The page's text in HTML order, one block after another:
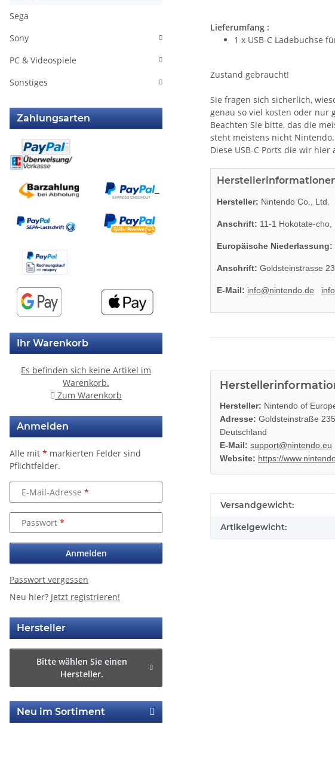
Lieferumfang :
1 x USB-C Ladebuchse
Zustand gebraucht!
Sie fragen sich sicherlich,
genau so viel kosten oder nur
Beachten Sie bitte, das die
steht meistens nicht Nintendo.
Diese USB-C Ports die wir
Hersteller: Nintendo Co., Ltd.
Anschrift: 11-1 Hokotate-
Europäische Niederlassung:
Anschrift: Goldsteinstrasse
E-Mail: info@nintendo.de
Hersteller: Nintendo of
Adresse: Goldsteinstraße
Deutschland
E-Mail: support@nintendo.eu
Website: https://
Produkteigenschaft
Wert
Versandgewicht:
Artikelgewicht:
Sega
Sony
PC & Videospiele
Sonstiges
Zahlungsarten
Ihr Warenkorb
Es befinden sich keine Artikel im
Warenkorb.
Zum Warenkorb
Anmelden
Alle mit * markierten Felder sind
Pflichtfelder.
E-Mail-Adresse
Passwort
Anmelden
Passwort vergessen
Neu hier? Jetzt registrieren!
Hersteller
Bitte wählen Sie einen
Hersteller.
Neu im Sortiment